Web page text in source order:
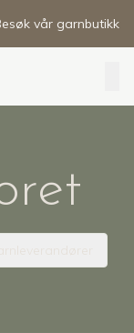
vår garnbutikk